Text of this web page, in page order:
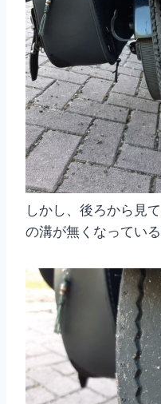
しかし、後ろから見
の溝が無くなってい